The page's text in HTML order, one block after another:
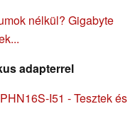
nélkül? Gigabyte
adapterrel
I51 - Tesztek és